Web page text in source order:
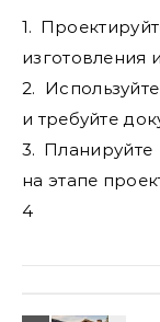
1.
изготовления
2.
и требуйте
3.
на этапе
4